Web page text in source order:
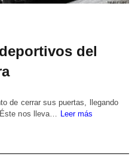
del
de cerrar sus puertas, llegando
nos lleva…
Leer más